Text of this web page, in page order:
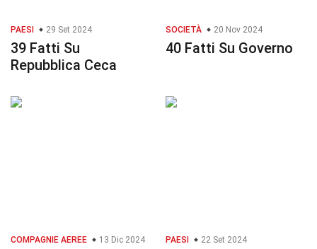
PAESI 29 Set 2024
39 Fatti Su
Repubblica Ceca
SOCIETÀ 20 Nov 2024
40 Fatti Su Governo
COMPAGNIE AEREE 13 Dic 2024 PAESI 22 Set 2024